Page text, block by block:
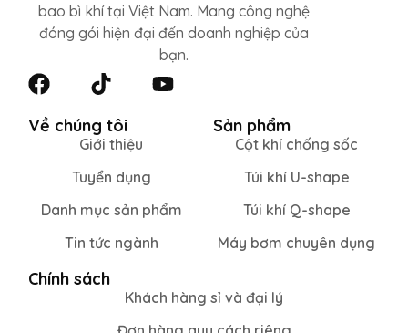
bao bì khí tại Việt Nam. Mang công nghệ
đóng gói hiện đại đến doanh nghiệp của
bạn.
Về chúng tôi
Giới thiệu
Tuyển dụng
Danh mục sản phẩm
Tin tức ngành
Sản phẩm
Cột khí chống sốc
Túi khí U-shape
Túi khí Q-shape
Máy bơm chuyên dụng
Chính sách
Khách hàng sỉ và đại lý